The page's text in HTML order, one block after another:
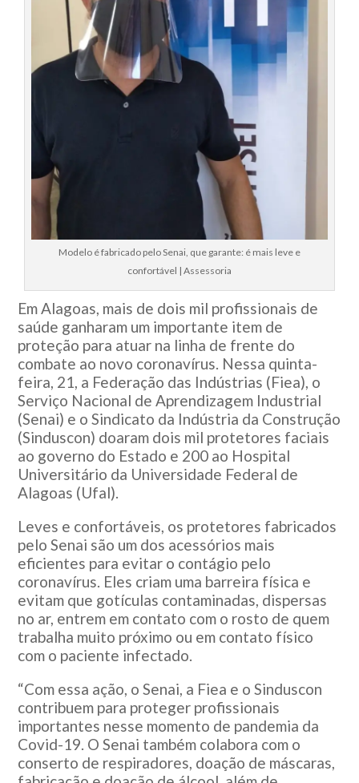
Modelo é fabricado pelo Senai, que garante: é mais leve e
confortável | Assessoria
Em Alagoas, mais de dois mil profissionais de
saúde ganharam um importante item de
proteção para atuar na linha de frente do
combate ao novo coronavírus. Nessa quinta-
feira, 21, a Federação das Indústrias (Fiea), o
Serviço Nacional de Aprendizagem Industrial
(Senai) e o Sindicato da Indústria da Construção
(Sinduscon) doaram dois mil protetores faciais
ao governo do Estado e 200 ao Hospital
Universitário da Universidade Federal de
Alagoas (Ufal).
Leves e confortáveis, os protetores fabricados
pelo Senai são um dos acessórios mais
eficientes para evitar o contágio pelo
coronavírus. Eles criam uma barreira física e
evitam que gotículas contaminadas, dispersas
no ar, entrem em contato com o rosto de quem
trabalha muito próximo ou em contato físico
com o paciente infectado.
“Com essa ação, o Senai, a Fiea e o Sinduscon
contribuem para proteger profissionais
importantes nesse momento de pandemia da
Covid-19. O Senai também colabora com o
conserto de respiradores, doação de máscaras,